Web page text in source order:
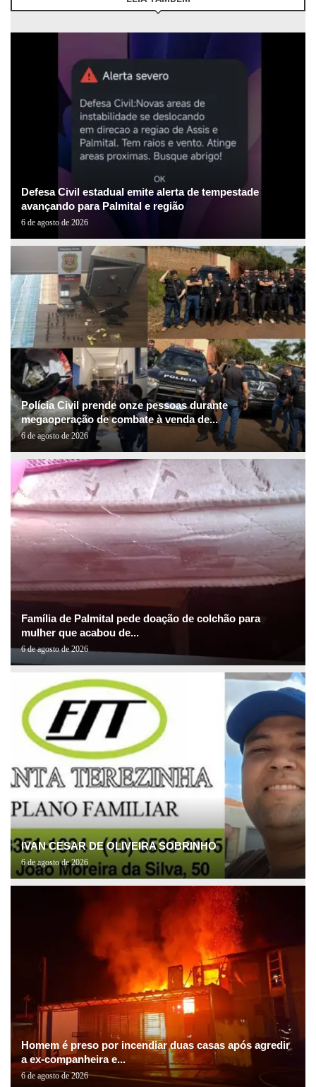
Defesa Civil estadual emite alerta de tempestade
avançando para Palmital e região
6 de agosto de 2026
Polícia Civil prende onze pessoas durante
megaoperação de combate à venda de...
6 de agosto de 2026
Família de Palmital pede doação de colchão para
mulher que acabou de...
6 de agosto de 2026
IVAN CESAR DE OLIVEIRA SOBRINHO
6 de agosto de 2026
Homem é preso por incendiar duas casas após agredir
a ex-companheira e...
6 de agosto de 2026